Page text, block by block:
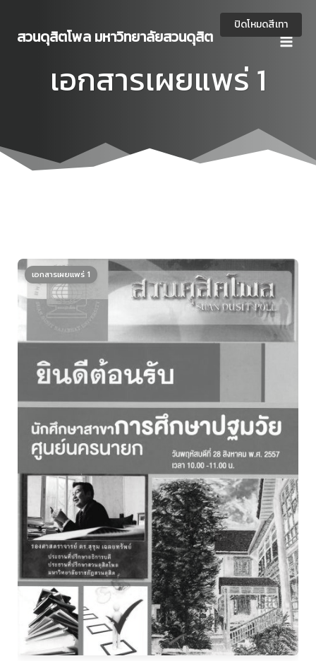
content
สวนดุสิตโพล มหาวิทยาลัยสวนดุสิต
เอกสารเผยแพร่ 1
เอกสารเผยแพร่ 1
ปิดโหมดสีเทา